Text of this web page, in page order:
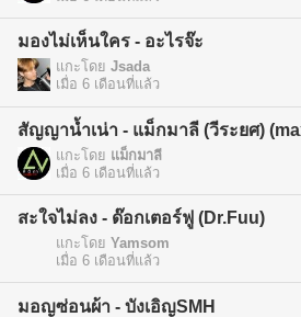
มองไม่เห็นใคร - อะไรจ๊ะ
แกะโดย Jsada
เมื่อ 6 เดือนที่แล้ว
สัญญาน้ำเน่า - แม็กมาลี (วีระยศ)
แกะโดย แม็กมาลี
เมื่อ 6 เดือนที่แล้ว
สะใจไม่ลง - ด๊อกเตอร์ฟู (Dr.Fuu)
แกะโดย Yamsom
เมื่อ 6 เดือนที่แล้ว
มอญซ่อนผ้า - บังเอิญSMH